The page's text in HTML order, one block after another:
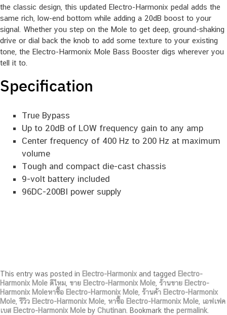
the classic design, this updated Electro-Harmonix pedal adds the
same rich, low-end bottom while adding a 20dB boost to your
signal. Whether you step on the Mole to get deep, ground-shaking
drive or dial back the knob to add some texture to your existing
tone, the Electro-Harmonix Mole Bass Booster digs wherever you
tell it to.
Specification
True Bypass
Up to 20dB of LOW frequency gain to any amp
Center frequency of 400 Hz to 200 Hz at maximum
volume
Tough and compact die-cast chassis
9-volt battery included
96DC-200BI power supply
This entry was posted in Electro-Harmonix and tagged Electro-
Harmonix Mole ดีไหม ขาย Electro-Harmonix Mole ร้านขาย Electro-
Harmonix Moleหาซื้อ Electro-Harmonix Mole ร้านค้า Electro-Harmonix
Mole ,รีวิว Electro-Harmonix Mole หาซื้อ Electro-Harmonix Mole เอฟเฟค
เบส Electro-Harmonix Mole by Chutinan . Bookmark the permalink